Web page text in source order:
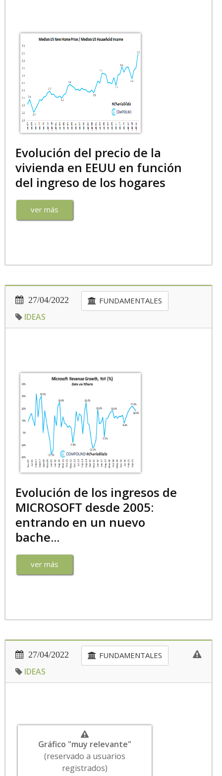
Evolución del precio de la
vivienda en EEUU en función
del ingreso de los hogares
ver más
27/04/2022 FUNDAMENTALES
IDEAS
Evolución de los ingresos de
MICROSOFT desde 2005:
entrando en un nuevo
bache...
ver más
27/04/2022 FUNDAMENTALES
IDEAS
Gráfico "muy relevante"
(reservado a usuarios
registrados)